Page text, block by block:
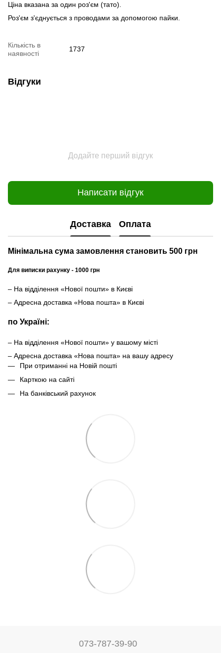
Ціна вказана за один роз'єм (тато).
Роз'єм з'єднується з проводами за допомогою пайки.
Кількість в
наявності
1737
Відгуки
Додайте перший відгук
Написати відгук
Доставка Оплата
Мінімальна сума замовлення становить 500 грн
Для виписки рахунку - 1000 грн
– На відділення «Нової пошти» в Києві
– Адресна доставка «Нова пошта» в Києві
по Україні:
– На відділення «Нової пошти» у вашому місті
– Адресна доставка «Нова пошта» на вашу адресу
При отриманні на Новій пошті
Карткою на сайті
На банківський рахунок
073-787-39-90